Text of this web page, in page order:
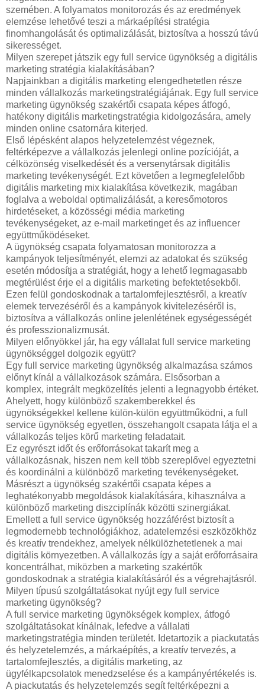
szemében. A folyamatos monitorozás és az eredmények
elemzése lehetővé teszi a márkaépítési stratégia
finomhangolását és optimalizálását, biztosítva a hosszú távú
sikerességet.
Milyen szerepet játszik egy full service ügynökség a digitális
marketing stratégia kialakításában?
Napjainkban a digitális marketing elengedhetetlen része
minden vállalkozás marketingstratégiájának. Egy full service
marketing ügynökség szakértői csapata képes átfogó,
hatékony digitális marketingstratégia kidolgozására, amely
minden online csatornára kiterjed.
Első lépésként alapos helyzetelemzést végeznek,
feltérképezve a vállalkozás jelenlegi online pozícióját, a
célközönség viselkedését és a versenytársak digitális
marketing tevékenységét. Ezt követően a legmegfelelőbb
digitális marketing mix kialakítása következik, magában
foglalva a weboldal optimalizálását, a keresőmotoros
hirdetéseket, a közösségi média marketing
tevékenységeket, az e-mail marketinget és az influencer
együttműködéseket.
A ügynökség csapata folyamatosan monitorozza a
kampányok teljesítményét, elemzi az adatokat és szükség
esetén módosítja a stratégiát, hogy a lehető legmagasabb
megtérülést érje el a digitális marketing befektetésekből.
Ezen felül gondoskodnak a tartalomfejlesztésről, a kreatív
elemek tervezéséről és a kampányok kivitelezéséről is,
biztosítva a vállalkozás online jelenlétének egységességét
és professzionalizmusát.
Milyen előnyökkel jár, ha egy vállalat full service marketing
ügynökséggel dolgozik együtt?
Egy full service marketing ügynökség alkalmazása számos
előnyt kínál a vállalkozások számára. Elsősorban a
komplex, integrált megközelítés jelenti a legnagyobb értéket.
Ahelyett, hogy különböző szakemberekkel és
ügynökségekkel kellene külön-külön együttműködni, a full
service ügynökség egyetlen, összehangolt csapata látja el a
vállalkozás teljes körű marketing feladatait.
Ez egyrészt időt és erőforrásokat takarít meg a
vállalkozásnak, hiszen nem kell több szereplővel egyeztetni
és koordinálni a különböző marketing tevékenységeket.
Másrészt a ügynökség szakértői csapata képes a
leghatékonyabb megoldások kialakítására, kihasználva a
különböző marketing diszciplínák közötti szinergiákat.
Emellett a full service ügynökség hozzáférést biztosít a
legmodernebb technológiákhoz, adatelemzési eszközökhöz
és kreatív trendekhez, amelyek nélkülözhetetlenek a mai
digitális környezetben. A vállalkozás így a saját erőforrásaira
koncentrálhat, miközben a marketing szakértők
gondoskodnak a stratégia kialakításáról és a végrehajtásról.
Milyen típusú szolgáltatásokat nyújt egy full service
marketing ügynökség?
A full service marketing ügynökségek komplex, átfogó
szolgáltatásokat kínálnak, lefedve a vállalati
marketingstratégia minden területét. Idetartozik a piackutatás
és helyzetelemzés, a márkaépítés, a kreatív tervezés, a
tartalomfejlesztés, a digitális marketing, az
ügyfélkapcsolatok menedzselése és a kampányértékelés is.
A piackutatás és helyzetelemzés segít feltérképezni a